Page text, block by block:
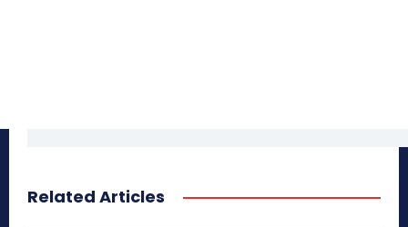
Related Articles